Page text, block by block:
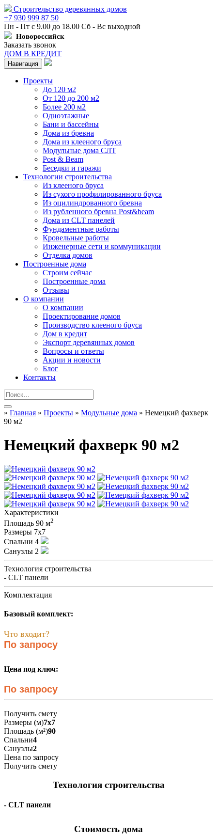
Строительство деревянных домов
+7 930 999 87 50
Пн - Пт с 9.00 до 18.00 Сб - Вс выходной
Новороссийск
Заказать звонок
ДОМ В КРЕДИТ
Навигация
Проекты
До 120 м2
От 120 до 200 м2
Более 200 м2
Одноэтажные
Бани и бассейны
Дома из бревна
Дома из клееного бруса
Модульные дома СЛТ
Post & Beam
Беседки и гаражи
Технологии строительства
Из клееного бруса
Из сухого профилированного бруса
Из оцилиндрованного бревна
Из рубленного бревна Post&beam
Дома из CLT панелей
Фундаментные работы
Кровельные работы
Инженерные сети и коммуникации
Отделка домов
Построенные дома
Строим сейчас
Построенные дома
Отзывы
О компании
О компании
Проектирование домов
Производство клееного бруса
Дом в кредит
Экспорт деревянных домов
Вопросы и ответы
Акции и новости
Блог
Контакты
» Главная » Проекты » Модульные дома » Немецкий фахверк
90 м2
Немецкий фахверк 90 м2
Характеристики
Площадь 90 м2
Размеры 7x7
Спальни 4
Санузлы 2
Технология строительства
- CLT панели
Комплектация
Базовый комплект:
Что входит?
По запросу
Цена под ключ:
По запросу
Получить смету
Размеры (м)7x7
Площадь (м²)90
Спальни4
Санузлы2
Цена по запросу
Получить смету
Технология строительства
- CLT панели
Стоимость дома